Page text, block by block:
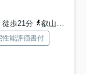
徒歩21分
叡山電鉄叡山本線「元田中」駅 徒歩22分
性能評価書付